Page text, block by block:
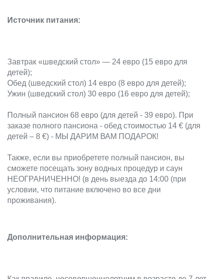
Источник питания:
Завтрак «шведский стол» — 24 евро (15 евро для
детей);
Обед (шведский стол) 14 евро (8 евро для детей);
Ужин (шведский стол) 30 евро (16 евро для детей);
Полный пансион 68 евро (для детей - 39 евро). При
заказе полного пансиона - обед стоимостью 14 € (для
детей – 8 €) - МЫ ДАРИМ ВАМ ПОДАРОК!
Также, если вы приобретете полный пансион, вы
сможете посещать зону водных процедур и саун
НЕОГРАНИЧЕННО! (в день выезда до 14:00 (при
условии, что питание включено во все дни
проживания).
Дополнительная информация: